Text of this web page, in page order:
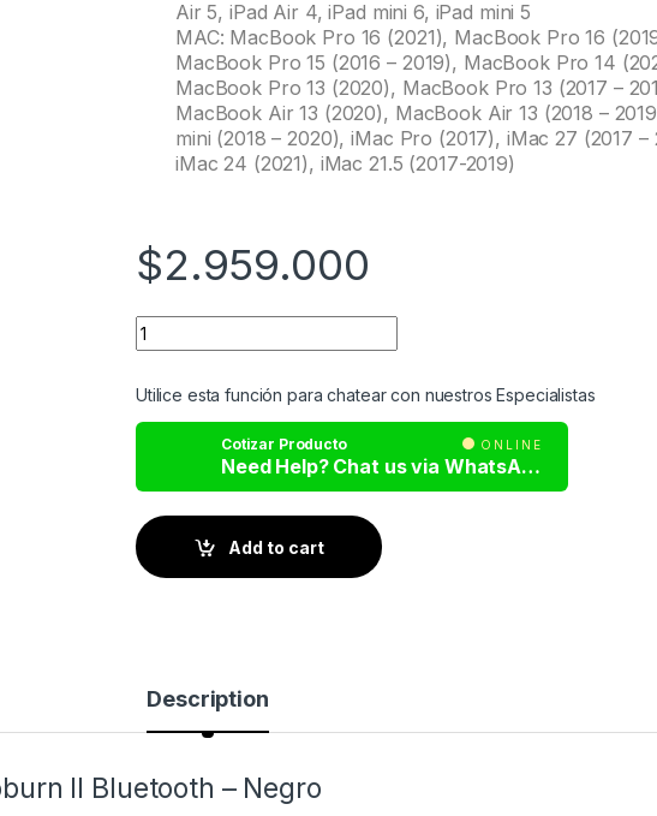
Air 5, iPad Air 4, iPad mini 6, iPad mini 5
MAC: MacBook Pro 16 (2021), MacBook Pro 16
MacBook Pro 15 (2016 – 2019), MacBook Pro 14
MacBook Pro 13 (2020), MacBook Pro 13 (2017 –
MacBook Air 13 (2020), MacBook Air 13 (2018 –
mini (2018 – 2020), iMac Pro (2017), iMac 27 (2017 –
iMac 24 (2021), iMac 21.5 (2017-2019)
$2.959.000
Utilice esta función para chatear con nuestros Especialistas
Cotizar Producto ONLINE
Need Help? Chat us via WhatsApp
Add to cart
Description
II Bluetooth – Negro